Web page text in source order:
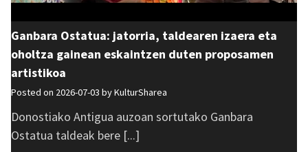
Ganbara Ostatua: jatorria, taldearen izaera eta
oholtza gainean eskaintzen duten proposamen
artistikoa
Posted on 2026-07-03 byKulturSharea
Donostiako Antigua auzoan sortutako Ganbara
Ostatua taldeak bere [...]